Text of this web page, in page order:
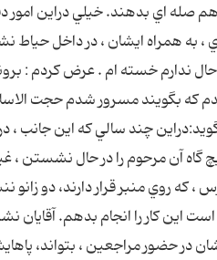
هم صله اي بدهند. خيلي دراين
همراه ايشان ، در داخل حياط
ندارم خسته ام . عرض کردم :
که بگويند مسرور شدم حجت
چند سالي که اين جانب ،
آن مرحوم را در حال نشستن ،
که روي منبر قرار دارند، دو زانو
اين کار را انجام بدهم.
در حضور مراجعين ، بتواند،